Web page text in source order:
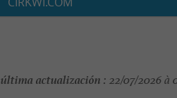
última actualización : 22/07/2026 à